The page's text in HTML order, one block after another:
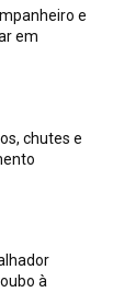
e
em
chutes e
à